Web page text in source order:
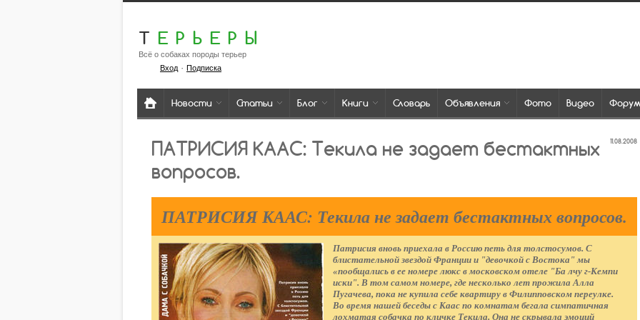
Т ЕРЬЕРЫ
Всё о собаках породы терьер
Вход· Подписка
Новости Статьи Блог Книги Словарь Объявления Фото Видео Форум
11.08.2008
ПАТРИСИЯ КААС: Текила не задает бестактных
вопросов.
ПАТРИСИЯ КААС: Текила не задает бестактных вопросов.
Патрисия вновь приехала в Россию петь для толстосумов. С
блистательной звездой Франции и "девочкой с Востока" мы
«пообщались в ее номере люкс в московском отеле "Ба лчу г-Кемпи
иски". В том самом номере, где несколько лет прожила Алла
Пугачева, пока не купила себе квартиру в Филипповском переулке.
Во время нашей беседы с Каас по комнатам бегала симпатичная
лохматая собачка по кличке Текила. Она не скрывала эмоций